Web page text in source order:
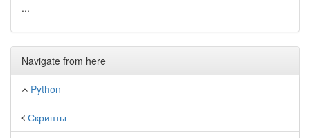
...
Navigate from here
Python
Скрипты